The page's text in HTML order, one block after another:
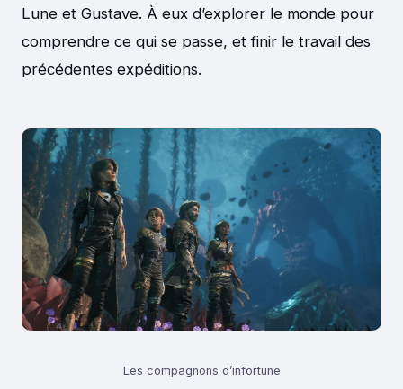
Lune et Gustave. À eux d’explorer le monde pour
comprendre ce qui se passe, et finir le travail des
précédentes expéditions.
Les compagnons d’infortune